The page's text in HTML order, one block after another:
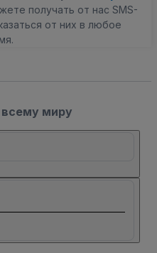
получать от нас SMS-
от них в любое
миру